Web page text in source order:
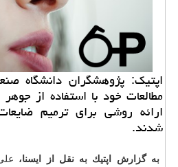
اپتیك: پژوهشگران دانشگاه
مطالعات خود با استفاده از
ارائه روشی برای ترمیم
شدند.
به گزارش اپتیك به نقل از ایسنا،